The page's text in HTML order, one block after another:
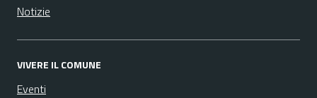
Notizie
VIVERE IL COMUNE
Eventi